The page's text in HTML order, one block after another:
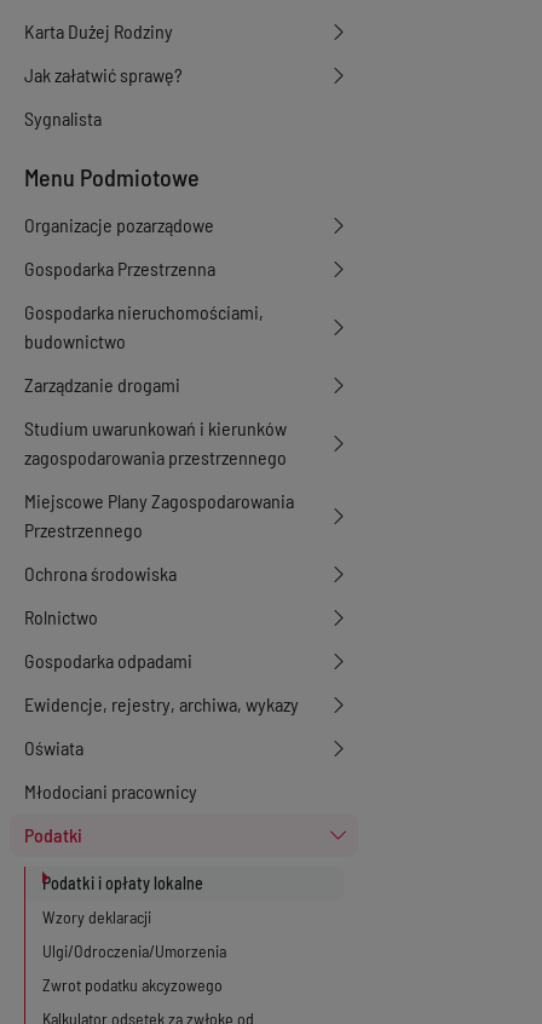
Karta Dużej Rodziny
Jak załatwić sprawę?
Sygnalista
Menu Podmiotowe
Organizacje pozarządowe
Gospodarka Przestrzenna
Gospodarka nieruchomościami,
budownictwo
Zarządzanie drogami
Studium uwarunkowań i kierunków
zagospodarowania przestrzennego
Miejscowe Plany Zagospodarowania
Przestrzennego
Ochrona środowiska
Rolnictwo
Gospodarka odpadami
Ewidencje, rejestry, archiwa, wykazy
Oświata
Młodociani pracownicy
Podatki
Podatki i opłaty lokalne
Wzory deklaracji
Ulgi/Odroczenia/Umorzenia
Zwrot podatku akcyzowego
Kalkulator odsetek za zwłokę od